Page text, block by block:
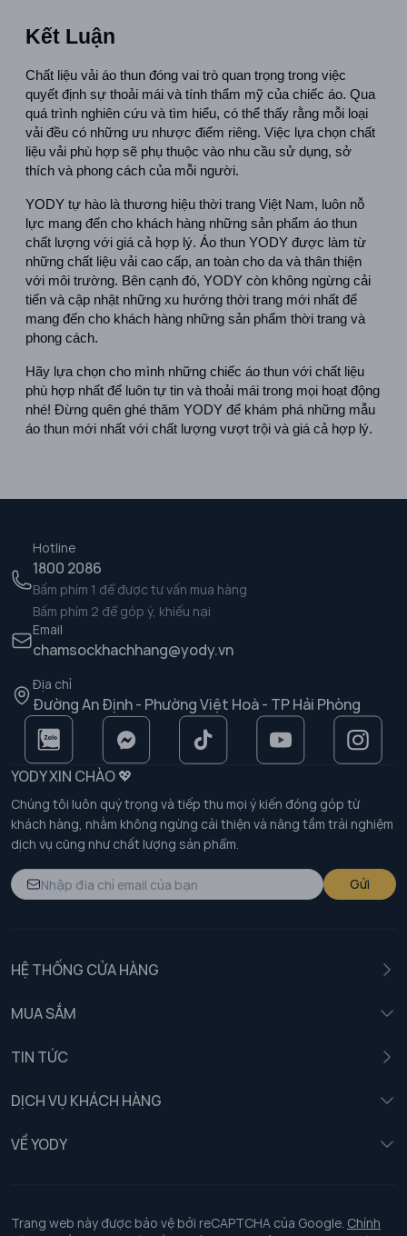
Kết Luận
Chất liệu vải áo thun đóng vai trò quan trọng trong việc
quyết định sự thoải mái và tính thẩm mỹ của chiếc áo. Qua
quá trình nghiên cứu và tìm hiểu, có thể thấy rằng mỗi loại
vải đều có những ưu nhược điểm riêng. Việc lựa chọn chất
liệu vải phù hợp sẽ phụ thuộc vào nhu cầu sử dụng, sở
thích và phong cách của mỗi người.
YODY tự hào là thương hiệu thời trang Việt Nam, luôn nỗ
lực mang đến cho khách hàng những sản phẩm áo thun
chất lượng với giá cả hợp lý. Áo thun YODY được làm từ
những chất liệu vải cao cấp, an toàn cho da và thân thiện
với môi trường. Bên cạnh đó, YODY còn không ngừng cải
tiến và cập nhật những xu hướng thời trang mới nhất để
mang đến cho khách hàng những sản phẩm thời trang và
phong cách.
Hãy lựa chọn cho mình những chiếc áo thun với chất liệu
phù hợp nhất để luôn tự tin và thoải mái trong mọi hoạt động
nhé! Đừng quên ghé thăm YODY để khám phá những mẫu
áo thun mới nhất với chất lượng vượt trội và giá cả hợp lý.
Hotline
1800 2086
Bấm phím 1 để được tư vấn mua hàng
Bấm phím 2 để góp ý, khiếu nại
Email
chamsockhachhang@yody.vn
Địa chỉ
Đường An Định - Phường Việt Hoà - TP Hải Phòng
YODY XIN CHÀO 💖
Chúng tôi luôn quý trọng và tiếp thu mọi ý kiến đóng góp từ
khách hàng, nhằm không ngừng cải thiện và nâng tầm trải nghiệm
dịch vụ cũng như chất lượng sản phẩm.
Gửi
HỆ THỐNG CỬA HÀNG
MUA SẮM
TIN TỨC
DỊCH VỤ KHÁCH HÀNG
Chính sách khách hàng thân thiết
Chính sách bảo vệ dữ liệu cá nhân
VỀ YODY
Tuyển dụng
Trang web này được bảo vệ bởi reCAPTCHA của Google. Chính